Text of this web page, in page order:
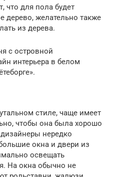
что для пола будет
дерево, желательно также
из дерева.
с островной
интерьера в белом
стиле, чаще имеет
чтобы она была хорошо
нередко
окна и двери из
освещать
На окна обычно не